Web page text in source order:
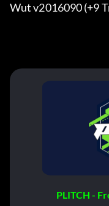
Wut v2016090 (+9
PLITCH -